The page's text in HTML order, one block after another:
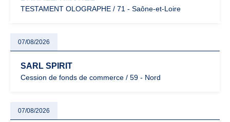
TESTAMENT OLOGRAPHE / 71 - Saône-et-Loire
07/08/2026
SARL SPIRIT
Cession de fonds de commerce / 59 - Nord
07/08/2026